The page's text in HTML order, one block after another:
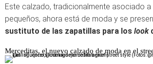
Este calzado, tradicionalmente asociado a
pequeños, ahora está de moda y se
sustituto de las zapatillas para los look
Merceditas, el nuevo calzado de moda en el